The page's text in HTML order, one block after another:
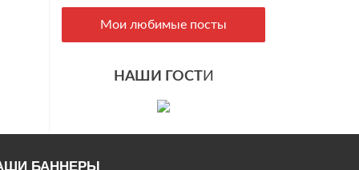
Мои любимые посты
НАШИ ГОСТИ
БАННЕРЫ